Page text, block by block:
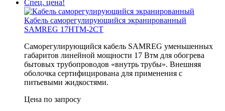
Спец. цена!
Кабель саморегулирующийся экранированный
SAMREG 17HTM-2CT
Саморегулирующийся кабель SAMREG уменьшенных
габаритов линейной мощности 17 Втм для обогрева
бытовых трубопроводов «внутрь трубы». Внешняя
оболочка сертифицирована для применения с
питьевыми жидкостями.
Цена по запросу